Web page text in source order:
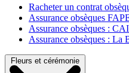
Racheter un contrat
Assurance obsèques
Assurance obsèques :
Assurance obsèques : La
Fleurs et cérémonie